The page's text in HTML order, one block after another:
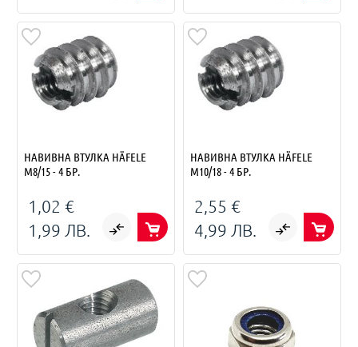
НАВИВНА ВТУЛКА HÄFELE
M8/15 - 4 БР.
1,02 €
1,99 ЛВ.
НАВИВНА ВТУЛКА HÄFELE
M10/18 - 4 БР.
2,55 €
4,99 ЛВ.